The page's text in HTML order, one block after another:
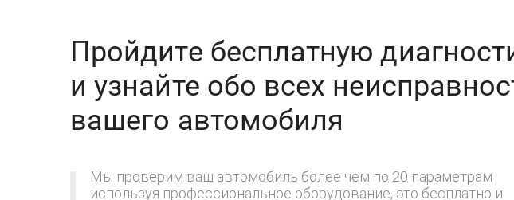
Пройдите бесплатную
и узнайте обо всех
вашего автомобиля
Мы проверим ваш автомобиль более чем по 20 параметрам
используя профессиональное оборудование, это бесплатно и